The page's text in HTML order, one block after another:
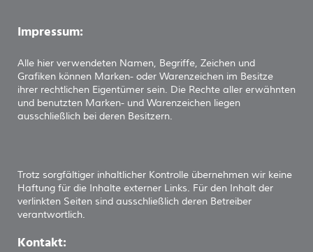
Impressum:
Alle hier verwendeten Namen, Begriffe, Zeichen und
Grafiken können Marken- oder Warenzeichen im Besitze
ihrer rechtlichen Eigentümer sein. Die Rechte aller erwähnten
und benutzten Marken- und Warenzeichen liegen
ausschließlich bei deren Besitzern.
Trotz sorgfältiger inhaltlicher Kontrolle übernehmen wir keine
Haftung für die Inhalte externer Links. Für den Inhalt der
verlinkten Seiten sind ausschließlich deren Betreiber
verantwortlich.
Kontakt: